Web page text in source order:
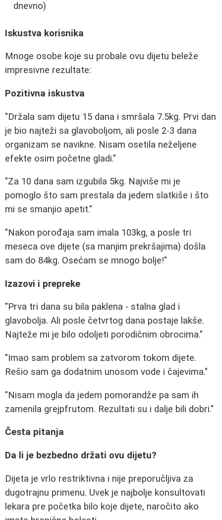
dnevno)
Iskustva korisnika
Mnoge osobe koje su probale ovu dijetu beleže
impresivne rezultate:
Pozitivna iskustva
"Držala sam dijetu 15 dana i smršala 7.5kg. Prvi dan
je bio najteži sa glavoboljom, ali posle 2-3 dana
organizam se navikne. Nisam osetila neželjene
efekte osim početne gladi."
"Za 10 dana sam izgubila 5kg. Najviše mi je
pomoglo što sam prestala da jedem slatkiše i što
mi se smanjio apetit."
"Nakon porođaja sam imala 103kg, a posle tri
meseca ove dijete (sa manjim prekršajima) došla
sam do 84kg. Osećam se mnogo bolje!"
Izazovi i prepreke
"Prva tri dana su bila paklena - stalna glad i
glavobolja. Ali posle četvrtog dana postaje lakše.
Najteže mi je bilo odoljeti porodičnim obrocima."
"Imao sam problem sa zatvorom tokom dijete.
Rešio sam ga dodatnim unosom vode i čajevima."
"Nisam mogla da jedem pomorandže pa sam ih
zamenila grejpfrutom. Rezultati su i dalje bili dobri."
Česta pitanja
Da li je bezbedno držati ovu dijetu?
Dijeta je vrlo restriktivna i nije preporučljiva za
dugotrajnu primenu. Uvek je najbolje konsultovati
lekara pre početka bilo koje dijete, naročito ako